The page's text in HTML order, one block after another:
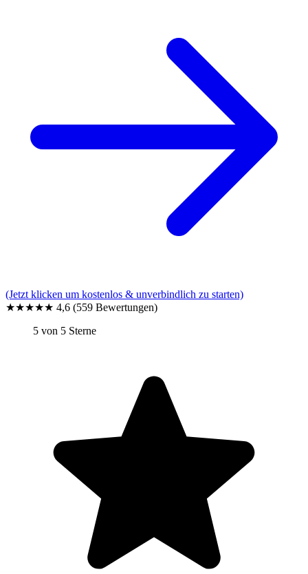
(Jetzt klicken um kostenlos & unverbindlich zu starten)
★★★★★ 4,6 (559 Bewertungen)
5 von 5 Sterne